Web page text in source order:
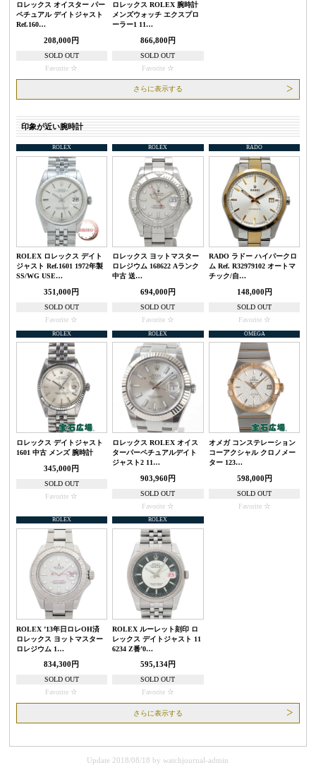
ロレックス オイスター パー
ペチュアル デイトジャスト
Ref.160…
208,000円
SOLD OUT
Favorite
ロレックス ROLEX 腕時計
メンズウォッチ エクスプロ
ーラー1 11…
866,800円
SOLD OUT
Favorite
さらに表示する
印象が近い腕時計
ROLEX
ROLEX ロレックス デイト
ジャスト Ref.1601 1972年製
SS/WG USE…
351,000円
SOLD OUT
Favorite
ROLEX
ロレックス ヨットマスター
ロレジウム 168622 Aランク
中古 送…
694,000円
SOLD OUT
Favorite
RADO
RADO ラドー ハイパークロ
ム Ref. R32979102 オートマ
チック/自…
148,000円
SOLD OUT
Favorite
ROLEX
ロレックス デイトジャスト
1601 中古 メンズ 腕時計
345,000円
SOLD OUT
Favorite
ROLEX
ロレックス ROLEX オイス
ターパーペチュアルデイト
ジャスト2 11…
903,960円
SOLD OUT
Favorite
OMEGA
オメガ コンステレーション
コーアクシャル クロノメー
ター 123…
598,000円
SOLD OUT
Favorite
ROLEX
ROLEX ’13年日ロレOH済
ロレックス ヨットマスター
ロレジウム 1…
834,300円
SOLD OUT
Favorite
ROLEX
ROLEX ルーレット刻印 ロ
レックス デイトジャスト 11
6234 Z番’0…
595,134円
SOLD OUT
Favorite
さらに表示する
Update 2018/08/18 bywatchjournal-admin